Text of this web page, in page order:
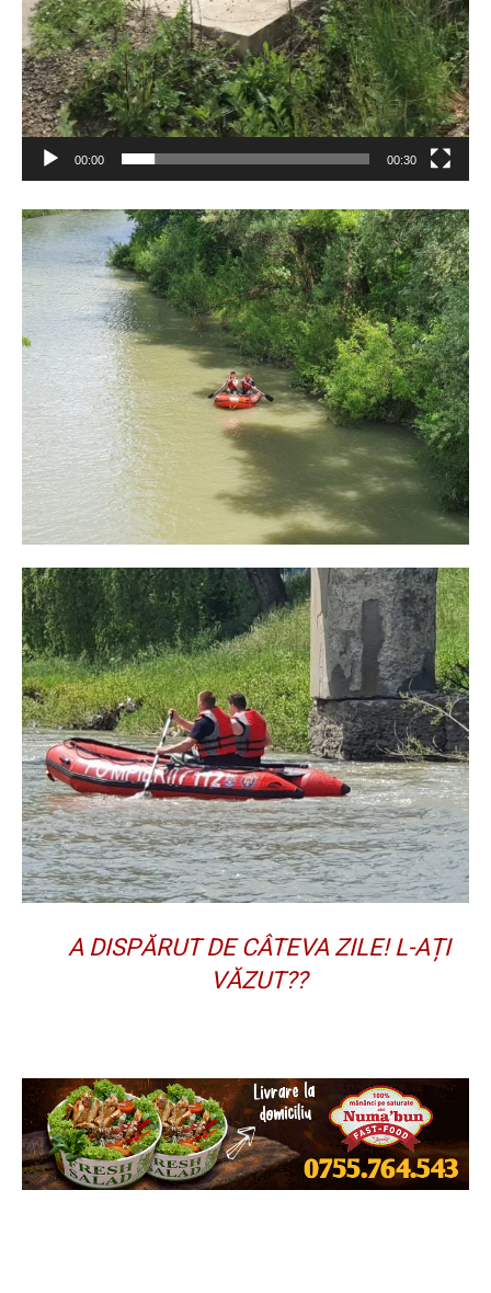
00:00 00:30
A DISPĂRUT DE CÂTEVA ZILE! L-AȚI
VĂZUT??